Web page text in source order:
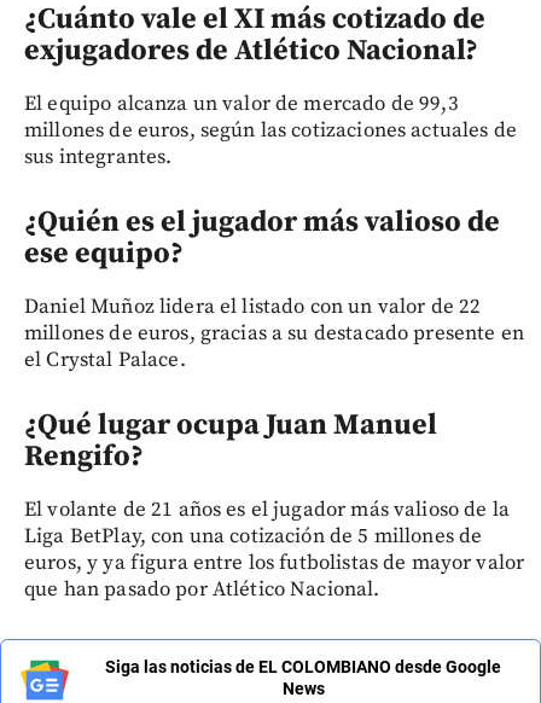
¿Cuánto vale el XI más cotizado de
exjugadores de Atlético Nacional?
El equipo alcanza un valor de mercado de 99,3
millones de euros, según las cotizaciones actuales de
sus integrantes.
¿Quién es el jugador más valioso de
ese equipo?
Daniel Muñoz lidera el listado con un valor de 22
millones de euros, gracias a su destacado presente en
el Crystal Palace.
¿Qué lugar ocupa Juan Manuel
Rengifo?
El volante de 21 años es el jugador más valioso de la
Liga BetPlay, con una cotización de 5 millones de
euros, y ya figura entre los futbolistas de mayor valor
que han pasado por Atlético Nacional.
Siga las noticias de EL COLOMBIANO desde Google
News